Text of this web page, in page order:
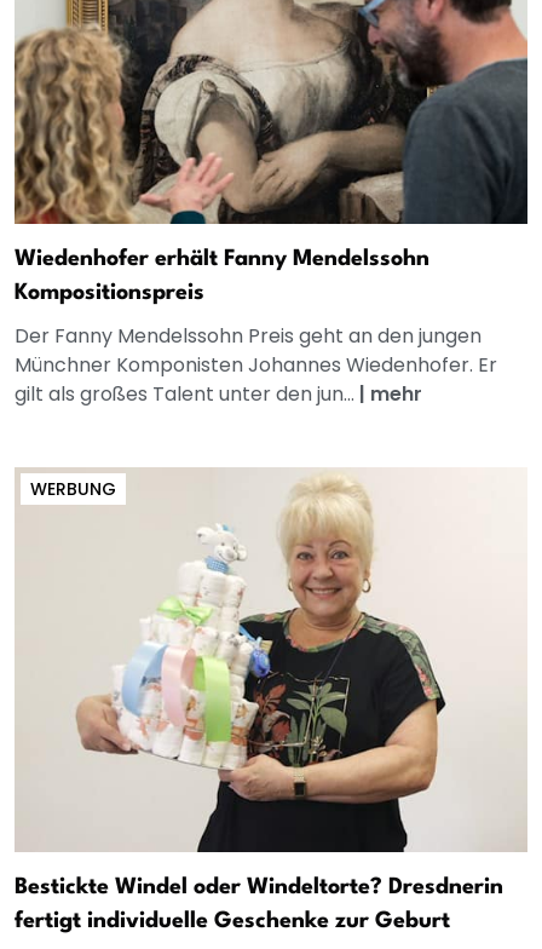
Wiedenhofer erhält Fanny Mendelssohn
Kompositionspreis
Der Fanny Mendelssohn Preis geht an den jungen
Münchner Komponisten Johannes Wiedenhofer. Er
gilt als großes Talent unter den jun... | mehr
WERBUNG
Bestickte Windel oder Windeltorte? Dresdnerin
fertigt individuelle Geschenke zur Geburt